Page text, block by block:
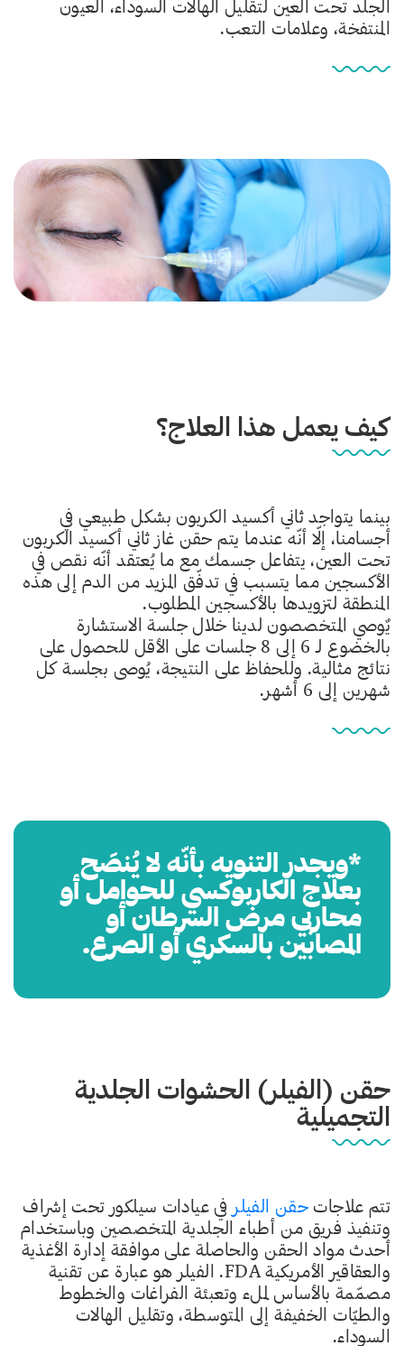
الجلد تحت العين لتقليل الهالات السوداء، العيون
المنتفخة، وعلامات التعب.
كيف يعمل هذا العلاج؟
بينما يتواجد ثاني أكسيد الكربون بشكل طبيعي في
أجسامنا، إلّا أنّه عندما يتم حقن غاز ثاني أكسيد الكربون
تحت العين، يتفاعل جسمك مع ما يُعتقد أنّه نقص في
الأكسجين مما يتسبب في تدفّق المزيد من الدم إلى هذه
المنطقة لتزويدها بالأكسجين المطلوب.
يٌوصي المتخصصون لدينا خلال جلسة الاستشارة
بالخضوع لـ 6 إلى 8 جلسات على الأقل للحصول على
نتائج مثالية. وللحفاظ على النتيجة، يُوصى بجلسة كل
شهرين إلى 6 أشهر.
*ويجدر التنويه بأنّه لا يُنصَح
بعلاج الكاربوكسي للحوامل أو
محاربي مرض السرطان أو
المصابين بالسكري أو الصرع.
حقن (الفيلر) الحشوات الجلدية
التجميلية
تتم علاجات حقن الفيلر في عيادات سيلكور تحت إشراف
وتنفيذ فريق من أطباء الجلدية المتخصصين وباستخدام
أحدث مواد الحقن والحاصلة على موافقة إدارة الأغذية
والعقاقير الأمريكية FDA. الفيلر هو عبارة عن تقنية
مصمّمة بالأساس لملء وتعبئة الفراغات والخطوط
والطيّات الخفيفة إلى المتوسطة، وتقليل الهالات
السوداء.